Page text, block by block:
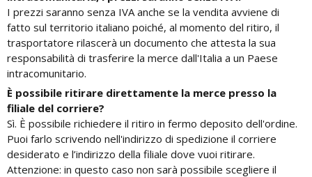
I prezzi saranno senza IVA anche se la vendita avviene di
fatto sul territorio italiano poiché, al momento del ritiro, il
trasportatore rilascerà un documento che attesta la sua
responsabilità di trasferire la merce dall'Italia a un Paese
intracomunitario.
È possibile ritirare direttamente la merce presso la
filiale del corriere?
Sì. È possibile richiedere il ritiro in fermo deposito dell'ordine.
Puoi farlo scrivendo nell'indirizzo di spedizione il corriere
desiderato e l’indirizzo della filiale dove vuoi ritirare.
Attenzione: in questo caso non sarà possibile scegliere il